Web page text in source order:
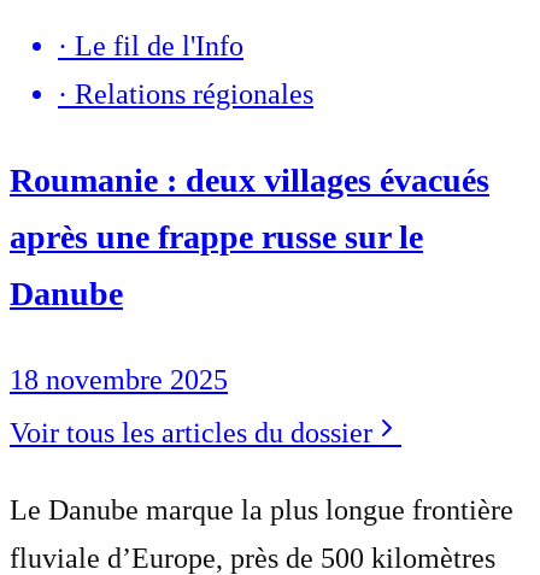
· Le fil de l'Info
· Relations régionales
Roumanie : deux villages évacués
après une frappe russe sur le
Danube
18 novembre 2025
Voir tous les articles du dossier
Le Danube marque la plus longue frontière
fluviale d’Europe, près de 500 kilomètres